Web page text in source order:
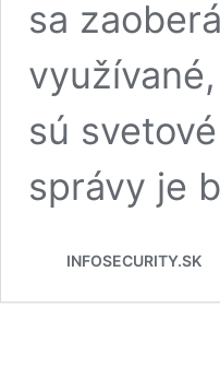
sa
sú
správy je
INFOSECURITY.SK